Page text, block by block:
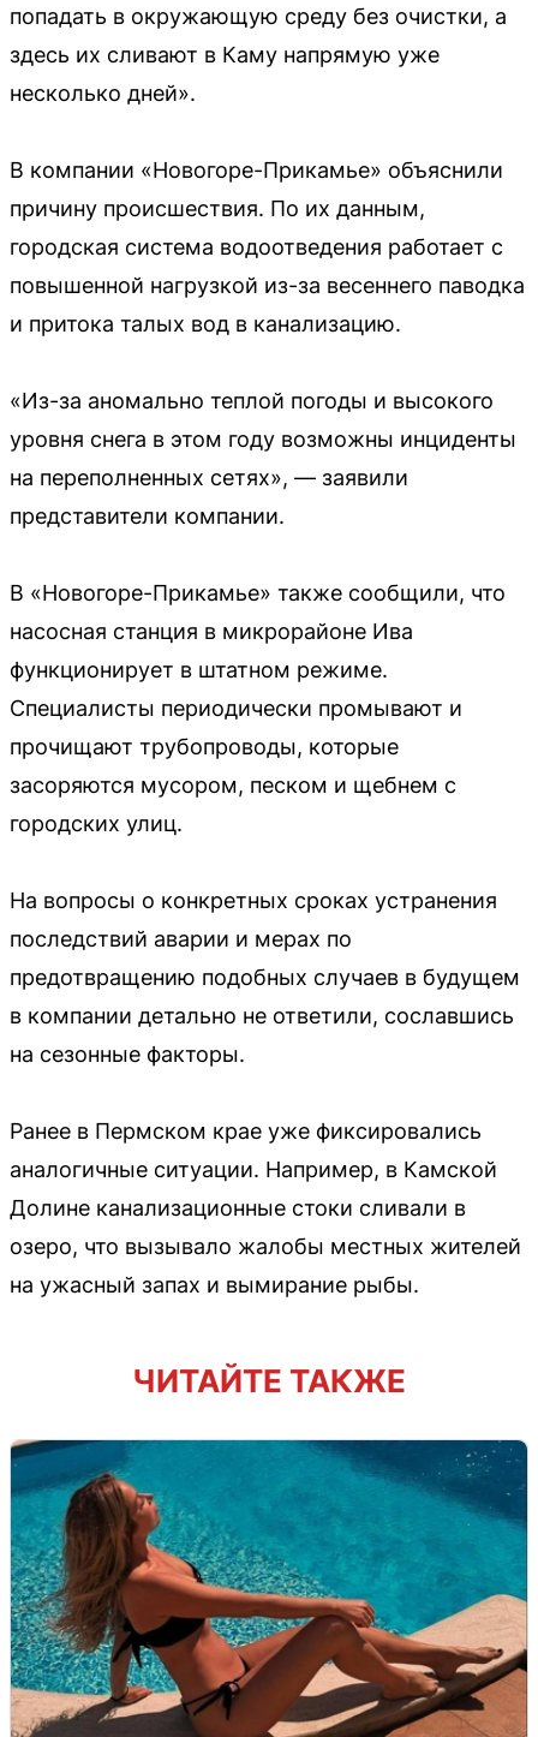
попадать в окружающую среду без очистки, а
здесь их сливают в Каму напрямую уже
несколько дней».
В компании «Новогоре-Прикамье» объяснили
причину происшествия. По их данным,
городская система водоотведения работает с
повышенной нагрузкой из-за весеннего паводка
и притока талых вод в канализацию.
«Из-за аномально теплой погоды и высокого
уровня снега в этом году возможны инциденты
на переполненных сетях», — заявили
представители компании.
В «Новогоре-Прикамье» также сообщили, что
насосная станция в микрорайоне Ива
функционирует в штатном режиме.
Специалисты периодически промывают и
прочищают трубопроводы, которые
засоряются мусором, песком и щебнем с
городских улиц.
На вопросы о конкретных сроках устранения
последствий аварии и мерах по
предотвращению подобных случаев в будущем
в компании детально не ответили, сославшись
на сезонные факторы.
Ранее в Пермском крае уже фиксировались
аналогичные ситуации. Например, в Камской
Долине канализационные стоки сливали в
озеро, что вызывало жалобы местных жителей
на ужасный запах и вымирание рыбы.
ЧИТАЙТЕ ТАКЖЕ